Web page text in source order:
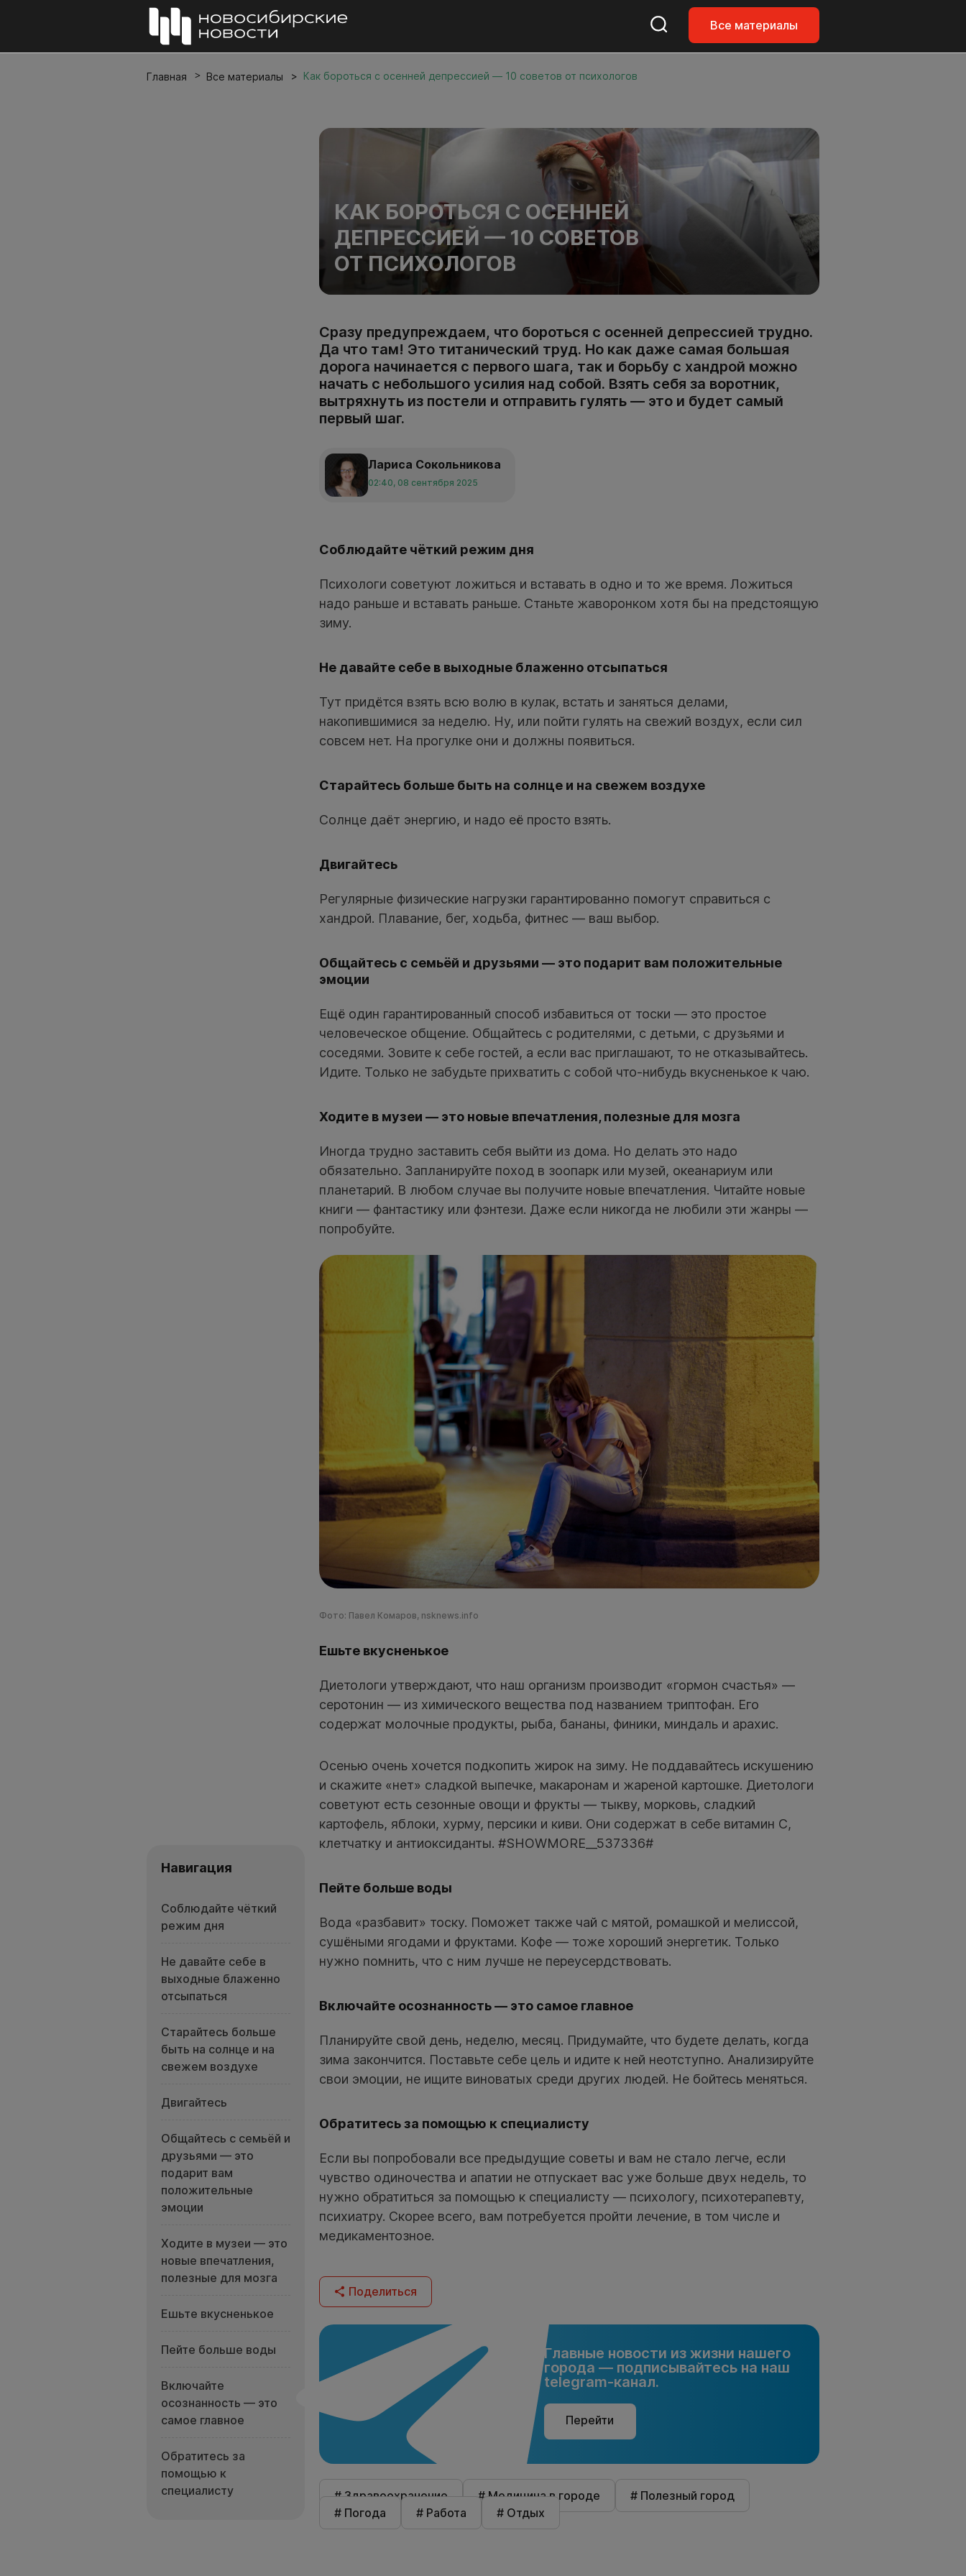
Все материалы
Главная Все материалы Как бороться с осенней депрессией — 10 советов от психологов
Навигация
Соблюдайте чёткий
режим дня
Не давайте себе в
выходные блаженно
отсыпаться
Старайтесь больше
быть на солнце и на
свежем воздухе
Двигайтесь
Общайтесь с семьёй и
друзьями — это
подарит вам
положительные
эмоции
Ходите в музеи — это
новые впечатления,
полезные для мозга
Ешьте вкусненькое
Пейте больше воды
Включайте
осознанность — это
самое главное
Обратитесь за
помощью к
специалисту
КАК БОРОТЬСЯ С ОСЕННЕЙ
ДЕПРЕССИЕЙ — 10 СОВЕТОВ
ОТ ПСИХОЛОГОВ
Сразу предупреждаем, что бороться с осенней депрессией трудно.
Да что там! Это титанический труд. Но как даже самая большая
дорога начинается с первого шага, так и борьбу с хандрой можно
начать с небольшого усилия над собой. Взять себя за воротник,
вытряхнуть из постели и отправить гулять — это и будет самый
первый шаг.
Лариса Сокольникова
02:40, 08 сентября 2025
Соблюдайте чёткий режим дня
Психологи советуют ложиться и вставать в одно и то же время. Ложиться
надо раньше и вставать раньше. Станьте жаворонком хотя бы на предстоящую
зиму.
Не давайте себе в выходные блаженно отсыпаться
Тут придётся взять всю волю в кулак, встать и заняться делами,
накопившимися за неделю. Ну, или пойти гулять на свежий воздух, если сил
совсем нет. На прогулке они и должны появиться.
Старайтесь больше быть на солнце и на свежем воздухе
Солнце даёт энергию, и надо её просто взять.
Двигайтесь
Регулярные физические нагрузки гарантированно помогут справиться с
хандрой. Плавание, бег, ходьба, фитнес — ваш выбор.
Общайтесь с семьёй и друзьями — это подарит вам положительные
эмоции
Ещё один гарантированный способ избавиться от тоски — это простое
человеческое общение. Общайтесь с родителями, с детьми, с друзьями и
соседями. Зовите к себе гостей, а если вас приглашают, то не отказывайтесь.
Идите. Только не забудьте прихватить с собой что-нибудь вкусненькое к чаю.
Ходите в музеи — это новые впечатления, полезные для мозга
Иногда трудно заставить себя выйти из дома. Но делать это надо
обязательно. Запланируйте поход в зоопарк или музей, океанариум или
планетарий. В любом случае вы получите новые впечатления. Читайте новые
книги — фантастику или фэнтези. Даже если никогда не любили эти жанры —
попробуйте.
Фото: Павел Комаров, nsknews.info
Ешьте вкусненькое
Диетологи утверждают, что наш организм производит «гормон счастья» —
серотонин — из химического вещества под названием триптофан. Его
содержат молочные продукты, рыба, бананы, финики, миндаль и арахис.
Осенью очень хочется подкопить жирок на зиму. Не поддавайтесь искушению
и скажите «нет» сладкой выпечке, макаронам и жареной картошке. Диетологи
советуют есть сезонные овощи и фрукты — тыкву, морковь, сладкий
картофель, яблоки, хурму, персики и киви. Они содержат в себе витамин C,
клетчатку и антиоксиданты. #SHOWMORE__537336#
Пейте больше воды
Вода «разбавит» тоску. Поможет также чай с мятой, ромашкой и мелиссой,
сушёными ягодами и фруктами. Кофе — тоже хороший энергетик. Только
нужно помнить, что с ним лучше не переусердствовать.
Включайте осознанность — это самое главное
Планируйте свой день, неделю, месяц. Придумайте, что будете делать, когда
зима закончится. Поставьте себе цель и идите к ней неотступно. Анализируйте
свои эмоции, не ищите виноватых среди других людей. Не бойтесь меняться.
Обратитесь за помощью к специалисту
Если вы попробовали все предыдущие советы и вам не стало легче, если
чувство одиночества и апатии не отпускает вас уже больше двух недель, то
нужно обратиться за помощью к специалисту — психологу, психотерапевту,
психиатру. Скорее всего, вам потребуется пройти лечение, в том числе и
медикаментозное.
Поделиться
Главные новости из жизни нашего
города — подписывайтесь на наш
telegram-канал.
Перейти
# Здравоохранение # Медицина в городе
# Полезный город
# Погода
# Работа # Отдых